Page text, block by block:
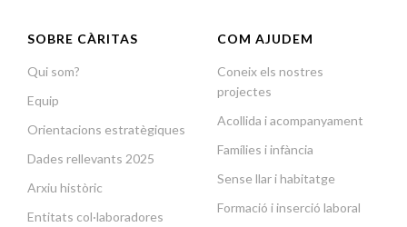
SOBRE CÀRITAS
Qui som?
Equip
Orientacions estratègiques
Dades rellevants 2025
Arxiu històric
Entitats col·laboradores
COM AJUDEM
Coneix els nostres
projectes
Acollida i acompanyament
Famílies i infància
Sense llar i habitatge
Formació i inserció laboral